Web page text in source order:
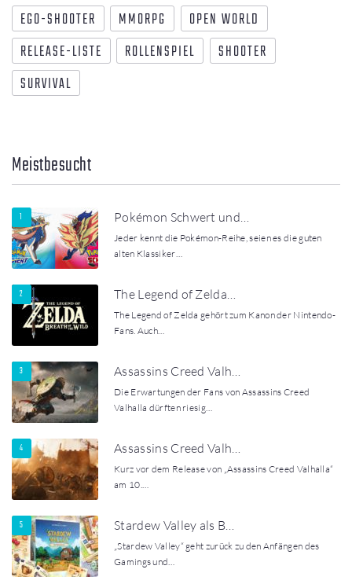
EGO-SHOOTER
MMORPG
OPEN WORLD
RELEASE-LISTE
ROLLENSPIEL
SHOOTER
SURVIVAL
Meistbesucht
Pokémon Schwert und…
Jeder kennt die Pokémon-Reihe, seien es die guten
alten Klassiker…
The Legend of Zelda…
The Legend of Zelda gehört zum Kanon der Nintendo-
Fans. Auch…
Assassins Creed Valh…
Die Erwartungen der Fans von Assassins Creed
Valhalla dürften riesig…
Assassins Creed Valh…
Kurz vor dem Release von „Assassins Creed Valhalla“
am 10.…
Stardew Valley als B…
„Stardew Valley“ geht zurück zu den Anfängen des
Gamings und…